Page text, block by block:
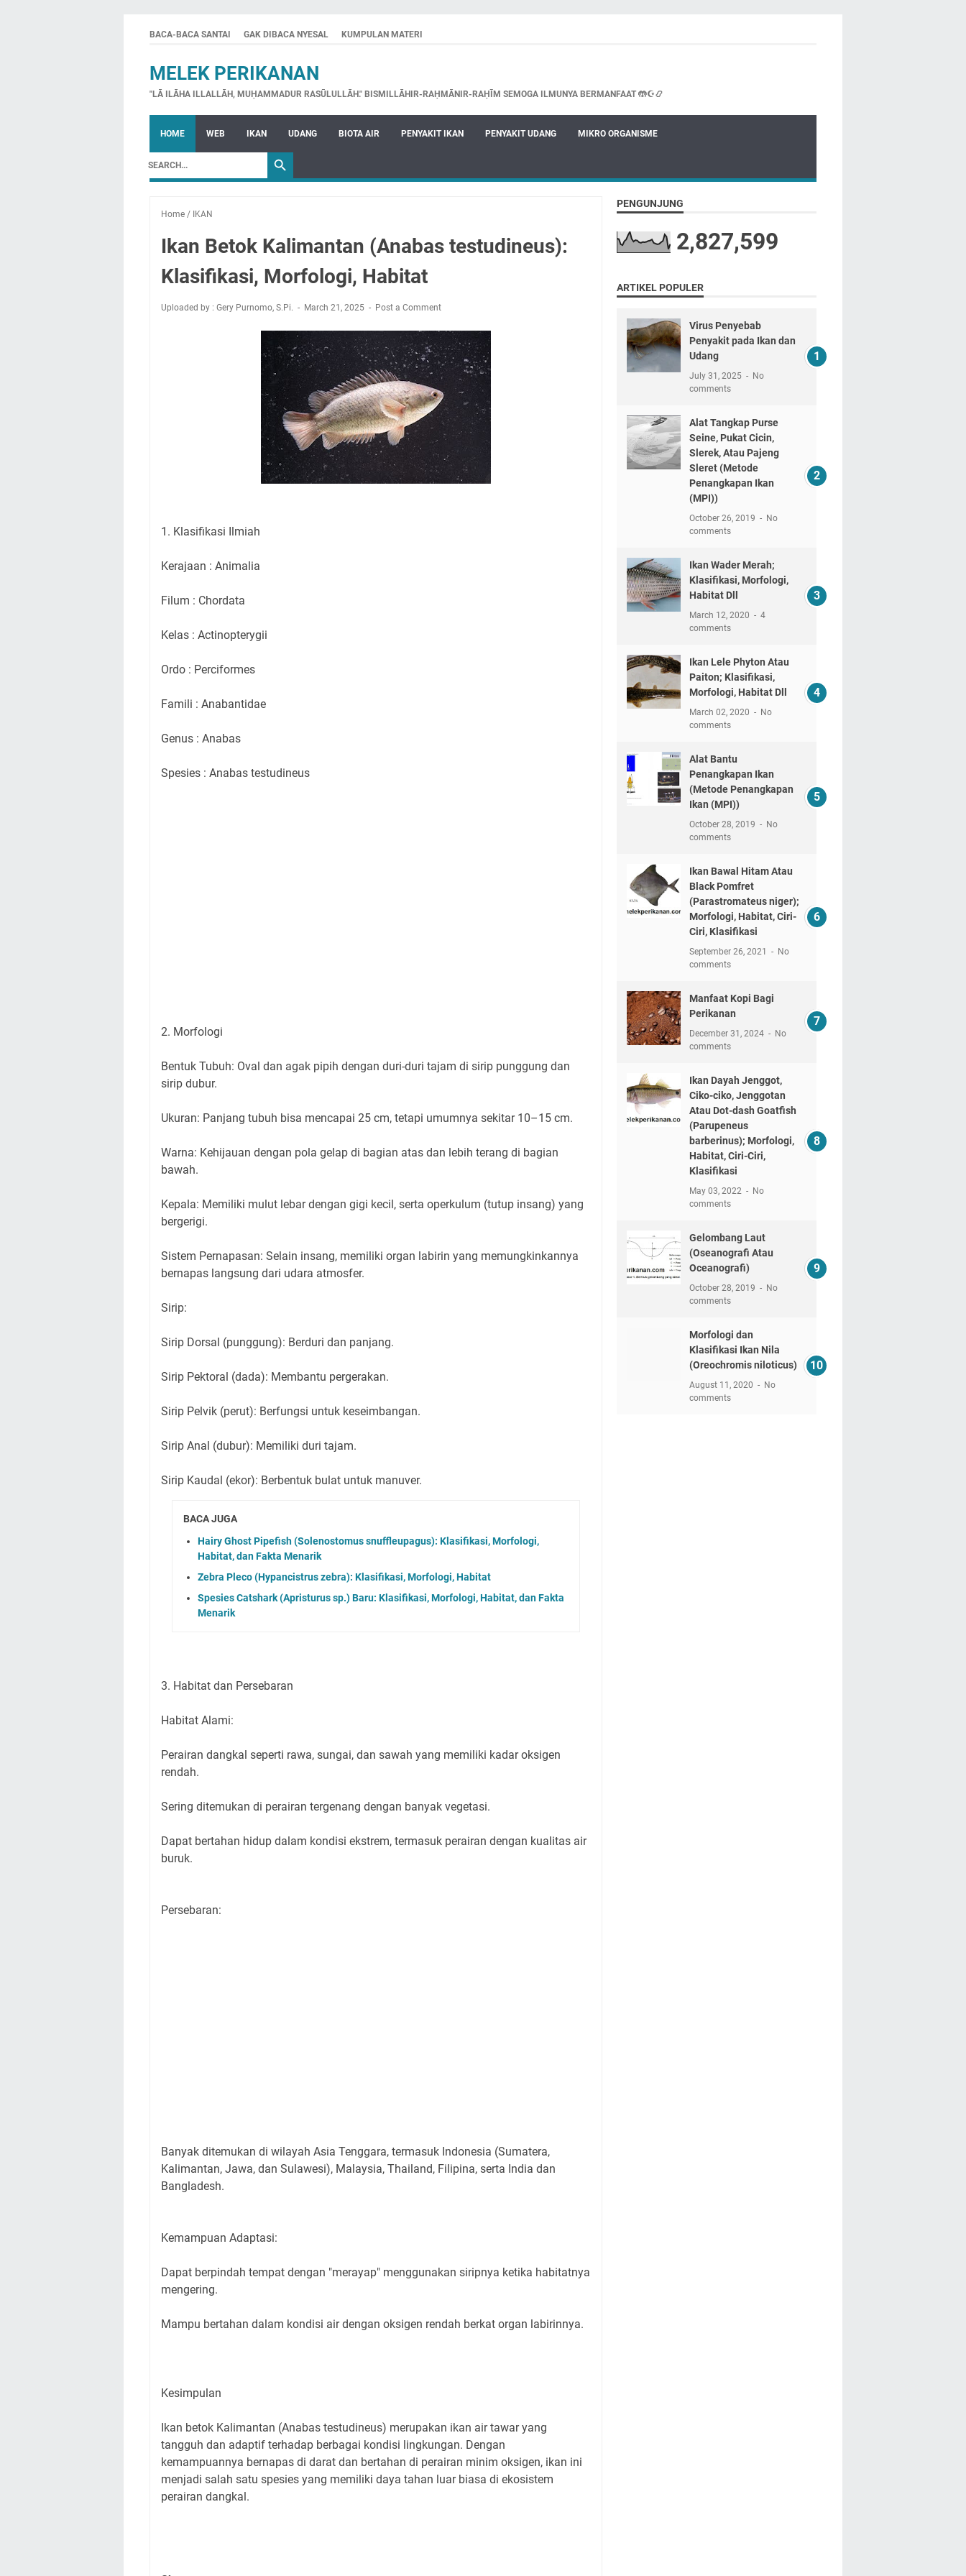
BACA-BACA SANTAI GAK DIBACA NYESAL KUMPULAN MATERI
MELEK PERIKANAN
"LĀ ILĀHA ILLALLĀH, MUḤAMMADUR RASŪLULLĀH." BISMILLĀHIR-RAḤMĀNIR-RAḤĪM SEMOGA ILMUNYA BERMANFAAT 🤲☪📿
HOME WEB IKAN UDANG BIOTA AIR PENYAKIT IKAN PENYAKIT UDANG MIKRO ORGANISME
Home / IKAN
Ikan Betok Kalimantan (Anabas testudineus):
Klasifikasi, Morfologi, Habitat
Uploaded by : Gery Purnomo, S.Pi. March 21, 2025 Post a Comment
1. Klasifikasi Ilmiah
Kerajaan : Animalia
Filum : Chordata
Kelas : Actinopterygii
Ordo : Perciformes
Famili : Anabantidae
Genus : Anabas
Spesies : Anabas testudineus
2. Morfologi
Bentuk Tubuh: Oval dan agak pipih dengan duri-duri tajam di sirip punggung dan
sirip dubur.
Ukuran: Panjang tubuh bisa mencapai 25 cm, tetapi umumnya sekitar 10–15 cm.
Warna: Kehijauan dengan pola gelap di bagian atas dan lebih terang di bagian
bawah.
Kepala: Memiliki mulut lebar dengan gigi kecil, serta operkulum (tutup insang) yang
bergerigi.
Sistem Pernapasan: Selain insang, memiliki organ labirin yang memungkinkannya
bernapas langsung dari udara atmosfer.
Sirip:
Sirip Dorsal (punggung): Berduri dan panjang.
Sirip Pektoral (dada): Membantu pergerakan.
Sirip Pelvik (perut): Berfungsi untuk keseimbangan.
Sirip Anal (dubur): Memiliki duri tajam.
Sirip Kaudal (ekor): Berbentuk bulat untuk manuver.
BACA JUGA
Hairy Ghost Pipefish (Solenostomus snuffleupagus): Klasifikasi, Morfologi,
Habitat, dan Fakta Menarik
Zebra Pleco (Hypancistrus zebra): Klasifikasi, Morfologi, Habitat
Spesies Catshark (Apristurus sp.) Baru: Klasifikasi, Morfologi, Habitat, dan Fakta
Menarik
3. Habitat dan Persebaran
Habitat Alami:
Perairan dangkal seperti rawa, sungai, dan sawah yang memiliki kadar oksigen
rendah.
Sering ditemukan di perairan tergenang dengan banyak vegetasi.
Dapat bertahan hidup dalam kondisi ekstrem, termasuk perairan dengan kualitas air
buruk.
Persebaran:
Banyak ditemukan di wilayah Asia Tenggara, termasuk Indonesia (Sumatera,
Kalimantan, Jawa, dan Sulawesi), Malaysia, Thailand, Filipina, serta India dan
Bangladesh.
Kemampuan Adaptasi:
Dapat berpindah tempat dengan "merayap" menggunakan siripnya ketika habitatnya
mengering.
Mampu bertahan dalam kondisi air dengan oksigen rendah berkat organ labirinnya.
Kesimpulan
Ikan betok Kalimantan (Anabas testudineus) merupakan ikan air tawar yang
tangguh dan adaptif terhadap berbagai kondisi lingkungan. Dengan
kemampuannya bernapas di darat dan bertahan di perairan minim oksigen, ikan ini
menjadi salah satu spesies yang memiliki daya tahan luar biasa di ekosistem
perairan dangkal.
PENGUNJUNG
2,827,599
ARTIKEL POPULER
Virus Penyebab
Penyakit pada Ikan dan
Udang
July 31, 2025
No
comments
Alat Tangkap Purse
Seine, Pukat Cicin,
Slerek, Atau Pajeng
Sleret (Metode
Penangkapan Ikan
(MPI))
October 26, 2019
No
comments
Ikan Wader Merah;
Klasifikasi, Morfologi,
Habitat Dll
March 12, 2020
4
comments
Ikan Lele Phyton Atau
Paiton; Klasifikasi,
Morfologi, Habitat Dll
March 02, 2020
No
comments
Alat Bantu
Penangkapan Ikan
(Metode Penangkapan
Ikan (MPI))
October 28, 2019
No
comments
Ikan Bawal Hitam Atau
Black Pomfret
(Parastromateus niger);
Morfologi, Habitat, Ciri-
Ciri, Klasifikasi
September 26, 2021
No
comments
Manfaat Kopi Bagi
Perikanan
December 31, 2024
No
comments
Ikan Dayah Jenggot,
Ciko-ciko, Jenggotan
Atau Dot-dash Goatfish
(Parupeneus
barberinus); Morfologi,
Habitat, Ciri-Ciri,
Klasifikasi
May 03, 2022
No
comments
Gelombang Laut
(Oseanografi Atau
Oceanografi)
October 28, 2019
No
comments
Morfologi dan
Klasifikasi Ikan Nila
(Oreochromis niloticus)
August 11, 2020
No
comments